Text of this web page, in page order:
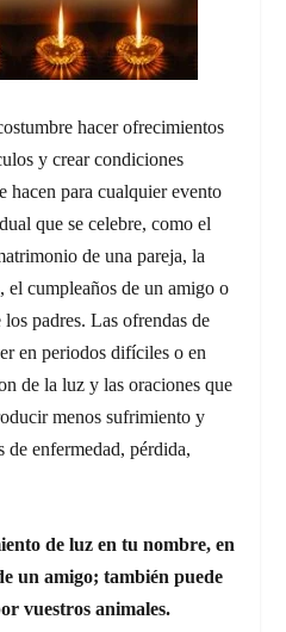
hacer ofrecimientos
y crear condiciones
hacen para cualquier evento
que se celebre, como el
de una pareja, la
el cumpleaños de un amigo o
padres. Las ofrendas de
en periodos difíciles o en
de la luz y las oraciones que
menos sufrimiento y
enfermedad, pérdida,
de luz en tu nombre, en
un amigo; también puede
vuestros animales.